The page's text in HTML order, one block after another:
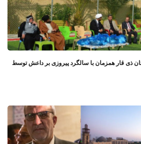
ذی قار همزمان با سالگرد پیروزی بر داعش توسط